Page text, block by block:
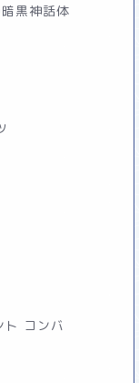
黒神話体
ト コンバ